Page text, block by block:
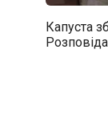
Капуста